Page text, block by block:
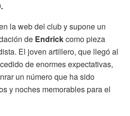
la web del club y supone un
de Endrickcomo pieza
El joven artillero, que llegó al
de enormes expectativas,
un número que ha sido
y noches memorables para el